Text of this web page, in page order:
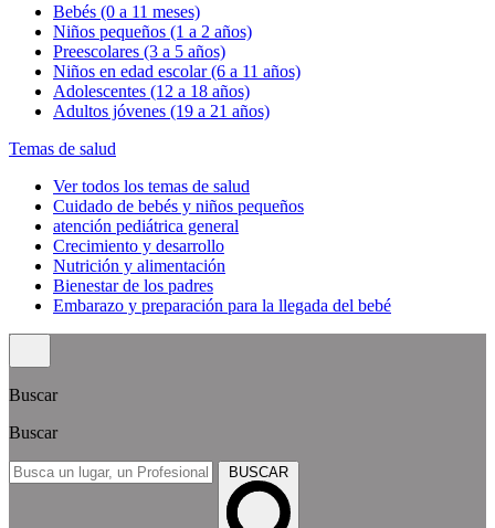
Bebés (0 a 11 meses)
Niños pequeños (1 a 2 años)
Preescolares (3 a 5 años)
Niños en edad escolar (6 a 11 años)
Adolescentes (12 a 18 años)
Adultos jóvenes (19 a 21 años)
Temas de salud
Ver todos los temas de salud
Cuidado de bebés y niños pequeños
atención pediátrica general
Crecimiento y desarrollo
Nutrición y alimentación
Bienestar de los padres
Embarazo y preparación para la llegada del bebé
Buscar
Buscar
BUSCAR